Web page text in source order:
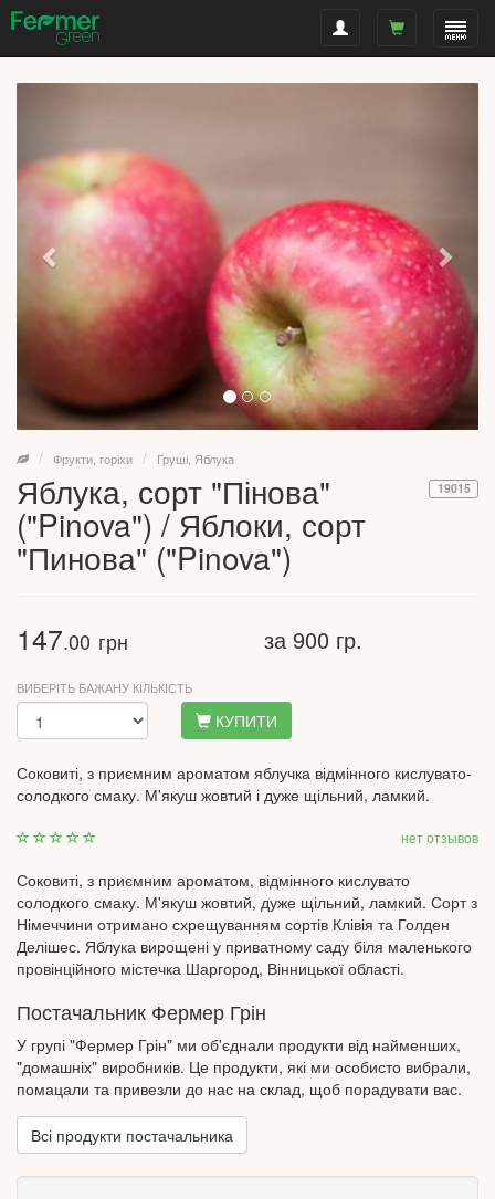
Фрукти, горіхи Груші, Яблука
19015
Яблука, сорт "Пінова"
("Pinova") / Яблоки, сорт
"Пинова" ("Pinova")
147.00 грн за 900 гр.
ВИБЕРІТЬ БАЖАНУ КІЛЬКІСТЬ
КУПИТИ
Соковиті, з приємним ароматом яблучка відмінного кислувато-
солодкого смаку. М'якуш жовтий і дуже щільний, ламкий.
нет отзывов
Соковиті, з приємним ароматом, відмінного кислувато
солодкого смаку. М'якуш жовтий, дуже щільний, ламкий. Сорт з
Німеччини отримано схрещуванням сортів Клівія та Голден
Делішес. Яблука вирощені у приватному саду біля маленького
провінційного містечка Шаргород, Вінницької області.
Постачальник Фермер Грін
У групі "Фермер Грін" ми об'єднали продукти від найменших,
"домашніх" виробників. Це продукти, які ми особисто вибрали,
помацали та привезли до нас на склад, щоб порадувати вас.
Всі продукти постачальника